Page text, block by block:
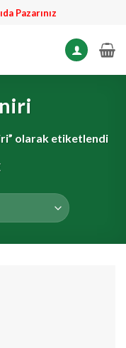
Pazarınız
olarak etiketlendi